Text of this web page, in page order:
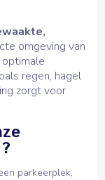
omgeving van
regen, hagel
zorgt voor
parkeerplek,